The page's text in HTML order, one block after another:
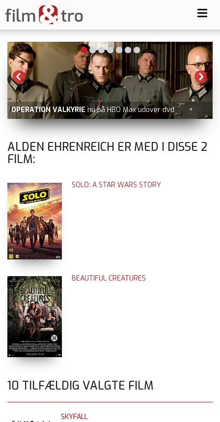
OPERATION VALKYRIE nu på HBO Max udover dvd
ALDEN EHRENREICH ER MED I DISSE 2
FILM:
SOLO: A STAR WARS STORY
BEAUTIFUL CREATURES
10 TILFÆLDIG VALGTE FILM
SKYFALL